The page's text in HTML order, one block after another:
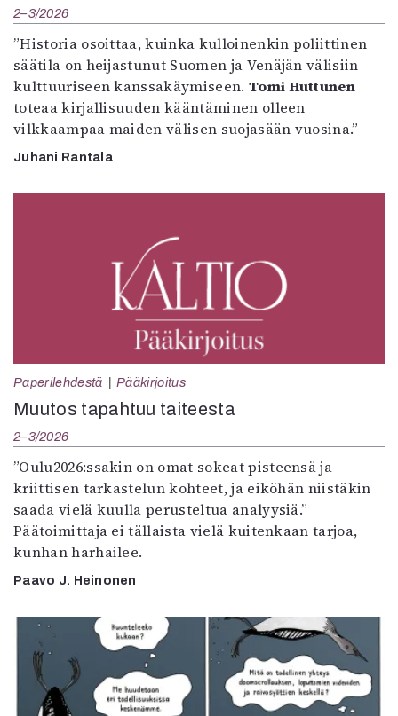
2–3/2026
”Historia osoittaa, kuinka kulloinenkin poliittinen
säätila on heijastunut Suomen ja Venäjän välisiin
kulttuuriseen kanssakäymiseen. Tomi Huttunen
toteaa kirjallisuuden kääntäminen olleen
vilkkaampaa maiden välisen suojasään vuosina.”
Juhani Rantala
Paperilehdestä Pääkirjoitus
Muutos tapahtuu taiteesta
2–3/2026
”Oulu2026:ssakin on omat sokeat pisteensä ja
kriittisen tarkastelun kohteet, ja eiköhän niistäkin
saada vielä kuulla perusteltua analyysiä.”
Päätoimittaja ei tällaista vielä kuitenkaan tarjoa,
kunhan harhailee.
Paavo J. Heinonen